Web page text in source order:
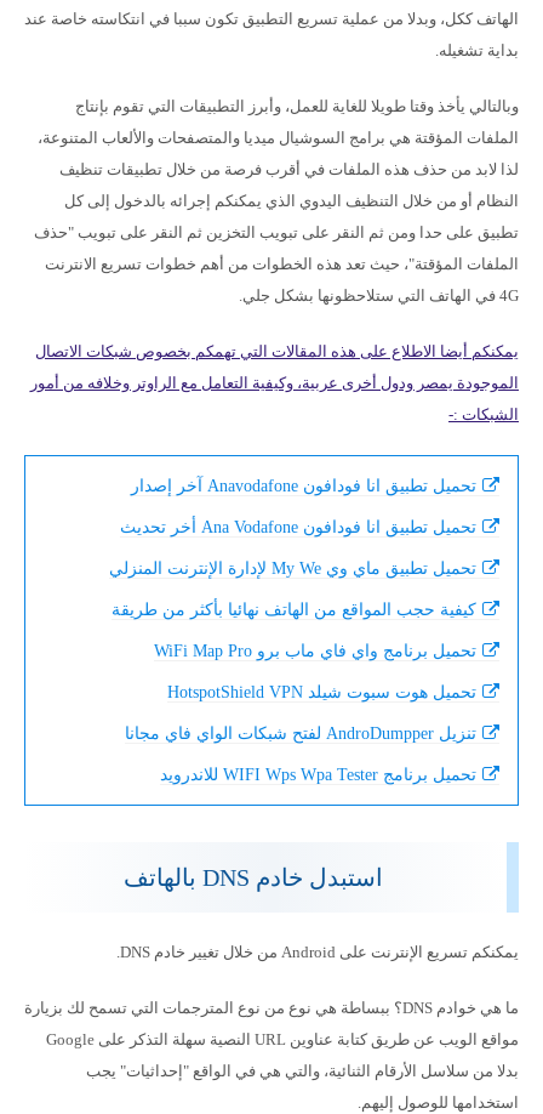
الهاتف ككل، وبدلا من عملية تسريع التطبيق تكون سببا في انتكاسته خاصة عند
بداية تشغيله.
وبالتالي يأخذ وقتا طويلا للغاية للعمل، وأبرز التطبيقات التي تقوم بإنتاج
الملفات المؤقتة هي برامج السوشيال ميديا والمتصفحات والألعاب المتنوعة،
لذا لابد من حذف هذه الملفات في أقرب فرصة من خلال تطبيقات تنظيف
النظام أو من خلال التنظيف اليدوي الذي يمكنكم إجرائه بالدخول إلى كل
تطبيق على حدا ومن ثم النقر على تبويب التخزين ثم النقر على تبويب "حذف
الملفات المؤقتة"، حيث تعد هذه الخطوات من أهم خطوات تسريع الانترنت
4G في الهاتف التي ستلاحظونها بشكل جلي.
يمكنكم أيضا الاطلاع على هذه المقالات التي تهمكم بخصوص شبكات الاتصال
الموجودة يمصر ودول أخرى عربية، وكيفية التعامل مع الراوتر وخلافه من أمور
الشبكات :-
تحميل تطبيق انا فودافون Anavodafone آخر إصدار
تحميل تطبيق انا فودافون Ana Vodafone أخر تحديث
تحميل تطبيق ماي وي My We لإدارة الإنترنت المنزلي
كيفية حجب المواقع من الهاتف نهائيا بأكثر من طريقة
تحميل برنامج واي فاي ماب برو WiFi Map Pro
تحميل هوت سبوت شيلد HotspotShield VPN
تنزيل AndroDumpper لفتح شبكات الواي فاي مجانا
تحميل برنامج WIFI Wps Wpa Tester للاندرويد
استبدل خادم DNS بالهاتف
يمكنكم تسريع الإنترنت على Android من خلال تغيير خادم DNS.
ما هي خوادم DNS؟ ببساطة هي نوع من نوع المترجمات التي تسمح لك بزيارة
مواقع الويب عن طريق كتابة عناوين URL النصية سهلة التذكر على Google
بدلا من سلاسل الأرقام الثنائية، والتي هي في الواقع "إحداثيات" يجب
استخدامها للوصول إليهم.